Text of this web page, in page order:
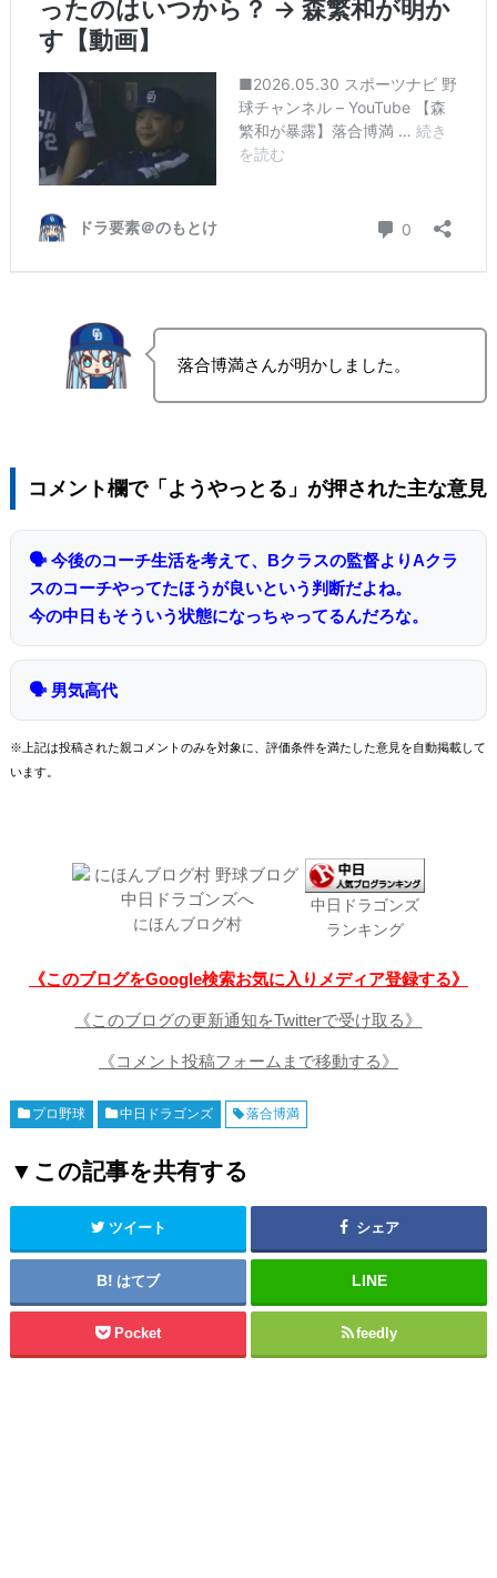
落合博満さんが明かしました。
コメント欄で「ようやっとる」が押された主な意見
🗣 今後のコーチ生活を考えて、Bクラスの監督よりAクラ
スのコーチやってたほうが良いという判断だよね。
今の中日もそういう状態になっちゃってるんだろな。
🗣 男気高代
※上記は投稿された親コメントのみを対象に、評価条件を満たした意見を自動掲載して
います。
にほんブログ村
中日ドラゴンズ
ランキング
《このブログをGoogle検索お気に入りメディア登録する》
《このブログの更新通知をTwitterで受け取る》
《コメント投稿フォームまで移動する》
プロ野球 中日ドラゴンズ 落合博満
▼この記事を共有する
ツイート シェア
はてブ
Pocket feedly